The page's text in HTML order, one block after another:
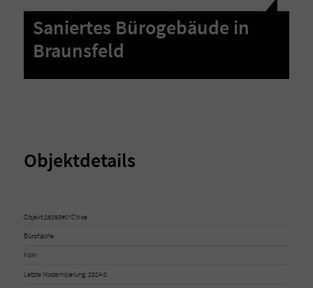
Saniertes Bürogebäude in
Braunsfeld
Objektdetails
Objekt 26865#0YCWce
Bürofläche
Köln
Letzte Modernisierung: 2024.0